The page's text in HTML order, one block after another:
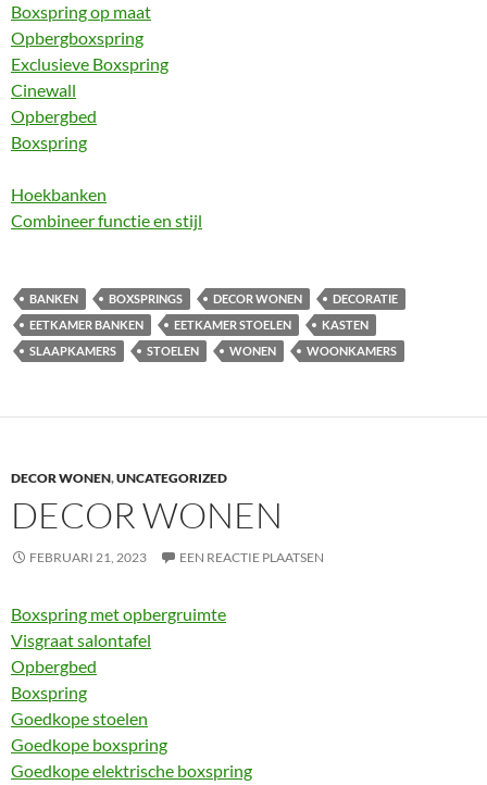
Boxspring op maat
Opbergboxspring
Exclusieve Boxspring
Cinewall
Opbergbed
Boxspring
Hoekbanken
Combineer functie en stijl
BANKEN BOXSPRINGS DECOR WONEN
DECORATIE
EETKAMER BANKEN
EETKAMER STOELEN
KASTEN
SLAAPKAMERS
STOELEN WONEN WOONKAMERS
DECOR WONEN,UNCATEGORIZED
DECOR WONEN
FEBRUARI 21, 2023 EEN REACTIE PLAATSEN
Boxspring met opbergruimte
Visgraat salontafel
Opbergbed
Boxspring
Goedkope stoelen
Goedkope boxspring
Goedkope elektrische boxspring